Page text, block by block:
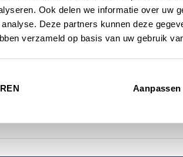
Ook delen we informatie over uw
Deze partners kunnen deze
verzameld op basis van uw gebruik
Aanpassen
(0)